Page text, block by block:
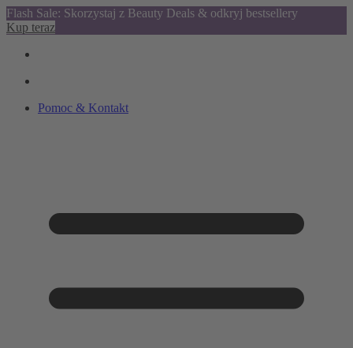
Flash Sale: Skorzystaj z Beauty Deals & odkryj bestsellery
Kup teraz
Pomoc & Kontakt